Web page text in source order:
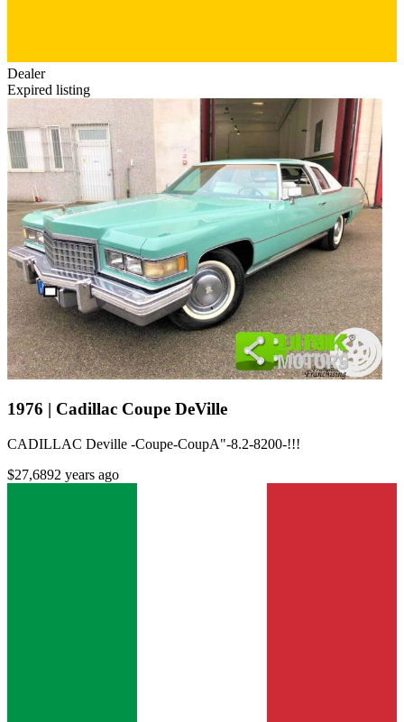
Dealer
Expired listing
1976 | Cadillac Coupe DeVille
CADILLAC Deville -Coupe-CoupA"-8.2-8200-!!!
$27,6892 years ago